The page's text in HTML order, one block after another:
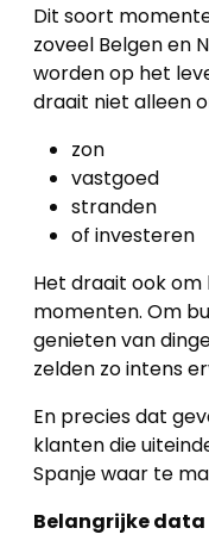
Dit soort
zoveel Belgen en
worden op het
draait niet alleen
zon
vastgoed
stranden
of investeren
Het draait ook om
momenten. Om
genieten van
zelden zo intens
En precies dat
klanten die
Spanje waar te
Belangrijke